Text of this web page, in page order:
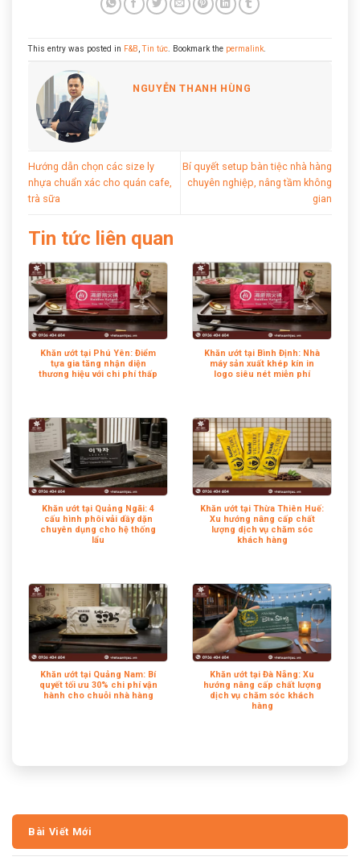
This entry was posted in F&B ,Tin tức . Bookmark the permalink
NGUYỄN THANH HÙNG
Hướng dẫn chọn các size ly
nhựa chuẩn xác cho quán cafe,
trà sữa
Bí quyết setup bàn tiệc nhà hàng
chuyên nghiệp, nâng tầm không
gian
Tin tức liên quan
Khăn ướt tại Phú Yên: Điểm
tựa gia tăng nhận diện
thương hiệu với chi phí thấp
Khăn ướt tại Bình Định: Nhà
máy sản xuất khép kín in
logo siêu nét miễn phí
Khăn ướt tại Quảng Ngãi: 4
cấu hình phôi vải dầy dặn
chuyên dụng cho hệ thống
lẩu
Khăn ướt tại Thừa Thiên Huế:
Xu hướng nâng cấp chất
lượng dịch vụ chăm sóc
khách hàng
Khăn ướt tại Quảng Nam: Bí
quyết tối ưu 30% chi phí vận
hành cho chuỗi nhà hàng
Khăn ướt tại Đà Nẵng: Xu
hướng nâng cấp chất lượng
dịch vụ chăm sóc khách
hàng
Bài Viết Mới